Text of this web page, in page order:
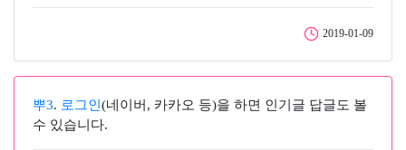
2019-01-09
뿌3. 로그인 (네이버, 카카오 등)을 하면 인기글 답글도 볼
수 있습니다.